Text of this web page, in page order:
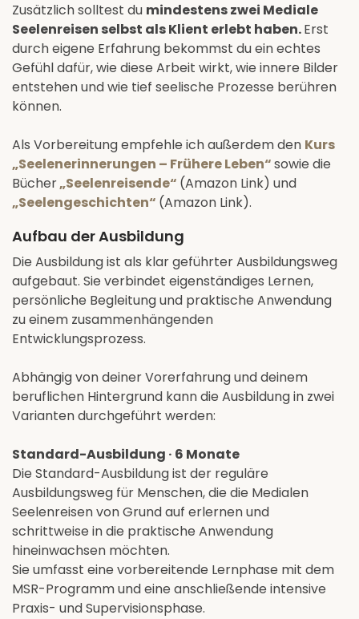
Zusätzlich solltest du mindestens zwei Mediale
Seelenreisen selbst als Klient erlebt haben.Erst
durch eigene Erfahrung bekommst du ein echtes
Gefühl dafür, wie diese Arbeit wirkt, wie innere Bilder
entstehen und wie tief seelische Prozesse berühren
können.
Als Vorbereitung empfehle ich außerdem den Kurs
„Seelenerinnerungen – Frühere Leben“sowie die
Bücher„Seelenreisende“ (Amazon Link) und
„Seelengeschichten“ (Amazon Link).
Aufbau der Ausbildung
Die Ausbildung ist als klar geführter Ausbildungsweg
aufgebaut. Sie verbindet eigenständiges Lernen,
persönliche Begleitung und praktische Anwendung
zu einem zusammenhängenden
Entwicklungsprozess.
Abhängig von deiner Vorerfahrung und deinem
beruflichen Hintergrund kann die Ausbildung in zwei
Varianten durchgeführt werden:
Standard-Ausbildung · 6 Monate
Die Standard-Ausbildung ist der reguläre
Ausbildungsweg für Menschen, die die Medialen
Seelenreisen von Grund auf erlernen und
schrittweise in die praktische Anwendung
hineinwachsen möchten.
Sie umfasst eine vorbereitende Lernphase mit dem
MSR-Programm und eine anschließende intensive
Praxis- und Supervisionsphase.